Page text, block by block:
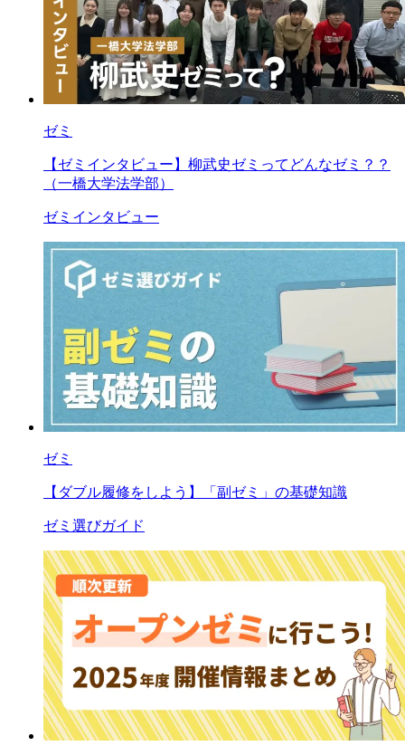
ゼミ
【ゼミインタビュー】柳武史ゼミってどんなゼミ？？
（一橋大学法学部）
ゼミインタビュー
ゼミ
【ダブル履修をしよう】「副ゼミ」の基礎知識
ゼミ選びガイド